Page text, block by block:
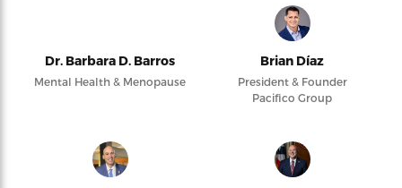
Dr. Barbara D. Barros
Mental Health & Menopause
Brian Díaz
President & Founder
Pacifico Group